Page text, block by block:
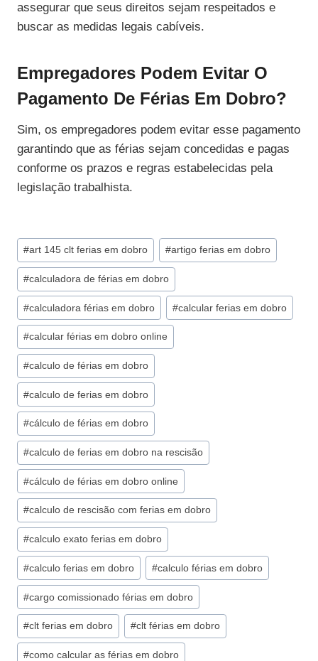
assegurar que seus direitos sejam respeitados e
buscar as medidas legais cabíveis.
Empregadores Podem Evitar O
Pagamento De Férias Em Dobro?
Sim, os empregadores podem evitar esse pagamento
garantindo que as férias sejam concedidas e pagas
conforme os prazos e regras estabelecidas pela
legislação trabalhista.
Tags
do
Post:
#art 145 clt ferias em dobro #artigo ferias em dobro
#calculadora de férias em dobro
#calculadora férias em dobro #calcular ferias em dobro
#calcular férias em dobro online
#calculo de férias em dobro
#calculo de ferias em dobro
#cálculo de férias em dobro
#calculo de ferias em dobro na rescisão
#cálculo de férias em dobro online
#calculo de rescisão com ferias em dobro
#calculo exato ferias em dobro
#calculo ferias em dobro #calculo férias em dobro
#cargo comissionado férias em dobro
#clt ferias em dobro #clt férias em dobro
#como calcular as férias em dobro